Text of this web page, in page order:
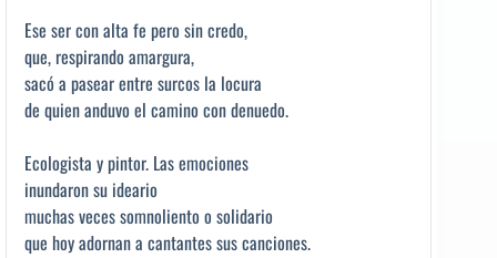
Ese ser con alta fe pero sin credo,
que, respirando amargura,
sacó a pasear entre surcos la locura
de quien anduvo el camino con denuedo.
Ecologista y pintor. Las emociones
inundaron su ideario
muchas veces somnoliento o solidario
que hoy adornan a cantantes sus canciones.